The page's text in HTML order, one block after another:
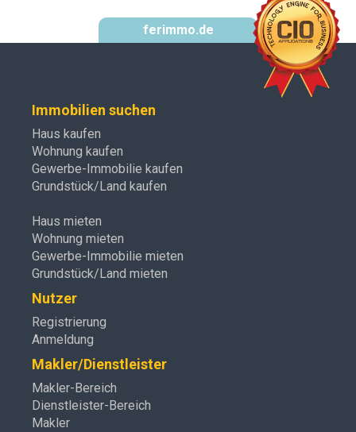
ferimmo.de
Immobilien suchen
Haus kaufen
Wohnung kaufen
Gewerbe-Immobilie kaufen
Grundstück/Land kaufen
Haus mieten
Wohnung mieten
Gewerbe-Immobilie mieten
Grundstück/Land mieten
Nutzer
Registrierung
Anmeldung
Makler/Dienstleister
Makler-Bereich
Dienstleister-Bereich
Makler